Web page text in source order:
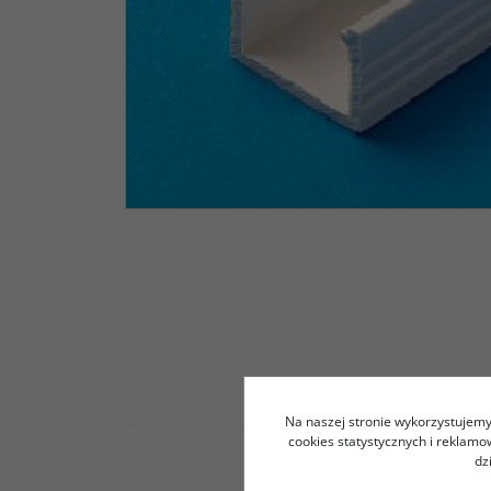
Na naszej stronie
cookies statystycznych i